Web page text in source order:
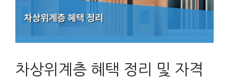
차상위계층 혜택 정리 및 자격